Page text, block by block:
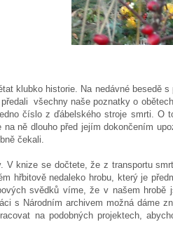
klubko historie. Na nedávné besedě
všechny naše poznatky o
číslo z ďábelského stroje smrti. O
ně dlouho před jejím dokončením
čekali.
V knize se dočtete, že z transportu
hřbitově nedaleko hrobu, který je
svědků víme, že v našem
s Národním archivem možná dáme
na podobných projektech,